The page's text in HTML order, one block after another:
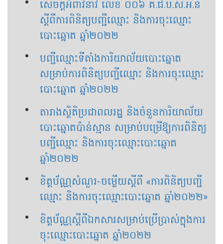
សេចក្ដីអំពាវនាវ លេខ ០០៦ គ.ជ.ប.ស.អ.ន
ស្ដីពីការពិនិត្យបញ្ជីឈ្មោះ និងការចុះឈ្មោះ
បោះឆ្នោត ឆ្នាំ២០២២
បញ្ជីឈ្មោះទីតាំងការិយាល័យបោះឆ្នោត
សម្រាប់ការពិនិត្យបញ្ជីឈ្មោះ និងការចុះឈ្មោះ
បោះឆ្នោត ឆ្នាំ២០២២
តារាងស្ថិតិប្រជាពលរដ្ឋ និងចំនួនការិយាល័យ
បោះឆ្នោតប៉ាន់ស្មាន សម្រាប់បម្រើឱ្យការពិនិត្យ
បញ្ជីឈ្មោះ និងការចុះឈ្មោះបោះឆ្នោត
ឆ្នាំ២០២២
ខិត្តប័ណ្ណសំណួរ-ចម្លើយស្ដីពី «ការពិនិត្យបញ្ជី
ឈ្មោះ និងការចុះឈ្មោះបោះឆ្នោត ឆ្នាំ២០២២»
ខិត្តប័ណ្ណស្ដីពីឯកសារសម្រាប់ប្រើប្រាស់ក្នុងការ
ចុះឈ្មោះបោះឆ្នោត ឆ្នាំ២០២២